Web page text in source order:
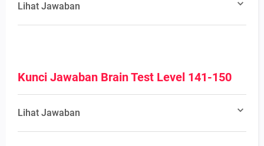
Lihat Jawaban
Kunci Jawaban Brain Test Level 141-150
Lihat Jawaban